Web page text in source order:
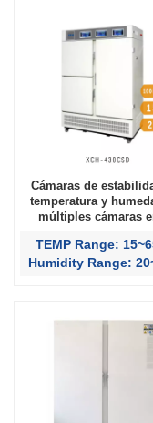
Cámaras de
temperatura y
múltiples cámaras
TEMP Range:
Humidity Range: